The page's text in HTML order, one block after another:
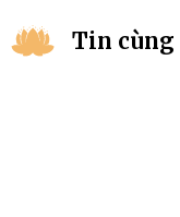
Tin cùng